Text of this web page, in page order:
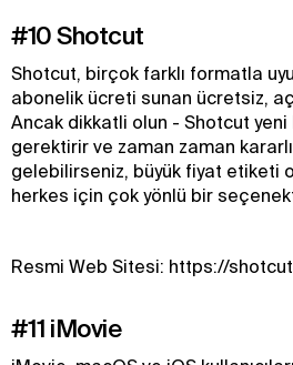
#10 Shotcut
Shotcut, birçok farklı formatla
abonelik ücreti sunan ücretsiz,
Ancak dikkatli olun - Shotcut
gerektirir ve zaman zaman
gelebilirseniz, büyük fiyat etiketi
herkes için çok yönlü bir
Resmi Web Sitesi: https://
#11 iMovie